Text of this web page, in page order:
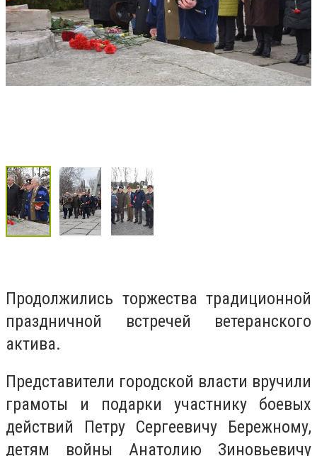
Продолжились торжества традиционной
праздничной встречей ветеранского
актива.
Представители городской власти вручили
грамоты и подарки участнику боевых
действий Петру Сергеевичу Бережному,
детям войны Анатолию Зиновьевичу